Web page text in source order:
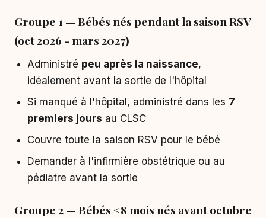
Groupe 1 — Bébés nés pendant la saison RSV
(oct 2026 - mars 2027)
Administré peu après la naissance,
idéalement avant la sortie de l'hôpital
Si manqué à l'hôpital, administré dans les 7
premiers jours au CLSC
Couvre toute la saison RSV pour le bébé
Demander à l'infirmière obstétrique ou au
pédiatre avant la sortie
Groupe 2 — Bébés <8 mois nés avant octobre